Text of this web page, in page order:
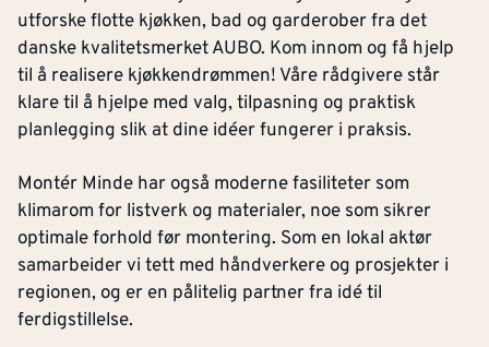
utforske flotte kjøkken, bad og garderober fra det
danske kvalitetsmerket AUBO. Kom innom og få hjelp
til å realisere kjøkkendrømmen! Våre rådgivere står
klare til å hjelpe med valg, tilpasning og praktisk
planlegging slik at dine idéer fungerer i praksis.
Montér Minde har også moderne fasiliteter som
klimarom for listverk og materialer, noe som sikrer
optimale forhold før montering. Som en lokal aktør
samarbeider vi tett med håndverkere og prosjekter i
regionen, og er en pålitelig partner fra idé til
ferdigstillelse.